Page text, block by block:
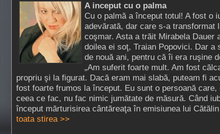
A inceput cu o palma
Cu o palmă a început totul! A fost o
adevărată, dar care s-a transformat
coşmar. Asta a trăit Mirabela Dauer
doilea ei soţ, Traian Popovici. Dar a
de nouă ani, pentru că îi era ruşine
„Am suferit foarte mult. Am fost
propriu şi la figurat. Dacă eram mai slabă, puteam fi
fost foarte frumos la început. Eu sunt o persoană
ceea ce fac, nu fac nimic jumătate de măsură. Când
început mărturisirea cântăreaţa în emisiunea lui
toata stirea >>